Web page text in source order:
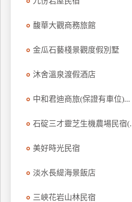
馥華大觀商務旅館
金瓜石藝棧景觀度假別墅
沐舍溫泉渡假酒店
中和君迪商旅(保證有車位)...
石碇三才靈芝生機農場民宿
美好時光民宿
淡水長緹海景飯店
三峽花岩山林民宿